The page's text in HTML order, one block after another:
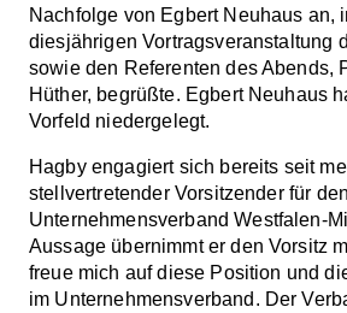
Nachfolge von Egbert Neuhaus an,
diesjährigen Vortragsveranstaltung
sowie den Referenten des Abends,
Hüther, begrüßte. Egbert Neuhaus
Vorfeld niedergelegt.
Hagby engagiert sich bereits seit
stellvertretender Vorsitzender für den
Unternehmensverband Westfalen-
Aussage übernimmt er den Vorsitz
freue mich auf diese Position und
im Unternehmensverband. Der